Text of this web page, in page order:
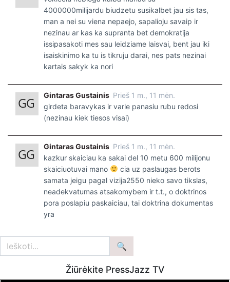
locale.x=en_US4000000milijardu biudzetu susikalbet jau sis tas,
man a nei su viena nepaejo, sapalioju savaip ir
nezinau ar kas ka supranta bet demokratija
issipasakoti mes sau leidziame laisvai, bent jau iki
isaiskinimo ka tu is tikruju darai, nes pats nezinai
kartais sakyk ka nori
Gintaras Gustainis Prieš 1 m., 11 mėn.
girdeta baravykas ir varle panasiu rubu redosi
(nezinau kiek tiesos visai)
Gintaras Gustainis Prieš 1 m., 11 mėn.
kazkur skaiciau ka sakai del 10 metu 600 milijonu
skaiciuotuvai mano
cia uz paslaugas berots
samata jeigu pagal vizija2550 nieko savo tikslas,
neadekvatumas atsakomybem ir t.t., o doktrinos
pora poslapiu paskaiciau, tai doktrina dokumentas
yra
Žiūrėkite PressJazz TV